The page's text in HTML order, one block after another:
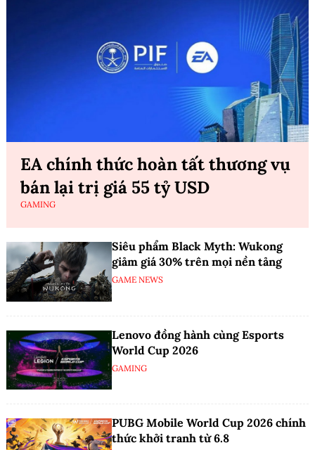
EA chính thức hoàn tất thương vụ
bán lại trị giá 55 tỷ USD
GAMING
Siêu phẩm Black Myth: Wukong
giảm giá 30% trên mọi nền tảng
GAME NEWS
Lenovo đồng hành cùng Esports
World Cup 2026
GAMING
PUBG Mobile World Cup 2026 chính
thức khởi tranh từ 6.8